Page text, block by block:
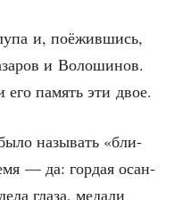
и, поёжив­шись,
и Воло­ши­нов.
память эти двое.
назы­вать «бли­
— да: гор­дая осан­
гла­за, меда­ли